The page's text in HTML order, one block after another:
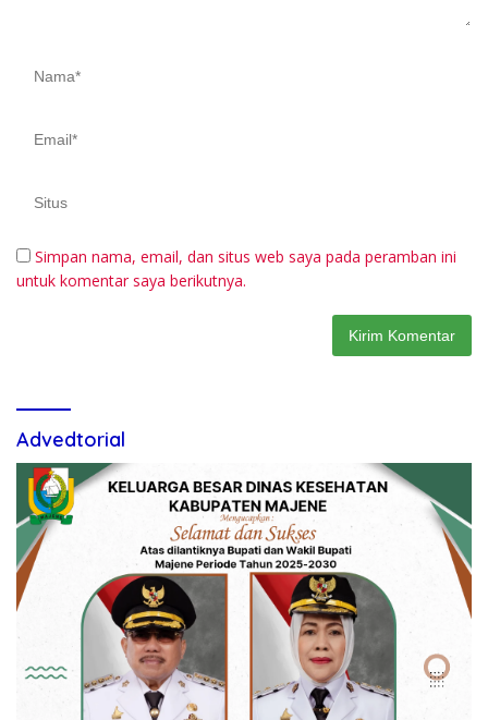
Simpan nama, email, dan situs web saya pada peramban ini
untuk komentar saya berikutnya.
Advedtorial